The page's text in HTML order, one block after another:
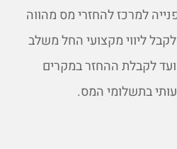
למרכז להחזרי מס מהווה
ליווי מקצועי החל משלב
לקבלת ההחזר במקרים
בתשלומי המס.